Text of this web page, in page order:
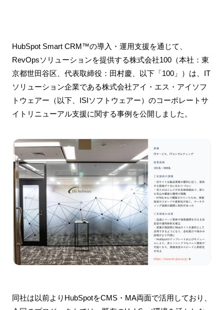
HubSpot Smart CRM™の導入・運用支援を通じて、
RevOpsソリューションを提供する株式会社100（本社：東
京都世田谷区、代表取締役：田村慶、以下「100」）は、IT
ソリューション企業である株式会社アイ・エス・アイソフ
トウェアー（以下、ISIソフトウェアー）のコーポレートサ
イトリニューアル支援に関する事例を公開しました。
同社は以前よりHubSpotをCMS・MA両面で活用しており、